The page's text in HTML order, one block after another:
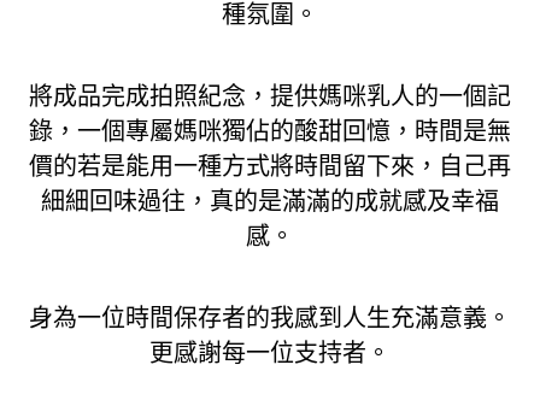
種氛圍。
將成品完成拍照紀念，提供媽咪乳人的一個記
錄，一個專屬媽咪獨佔的酸甜回憶，時間是無
價的若是能用一種方式將時間留下來，自己再
細細回味過往，真的是滿滿的成就感及幸福
感。
身為一位時間保存者的我感到人生充滿意義。
更感謝每一位支持者。